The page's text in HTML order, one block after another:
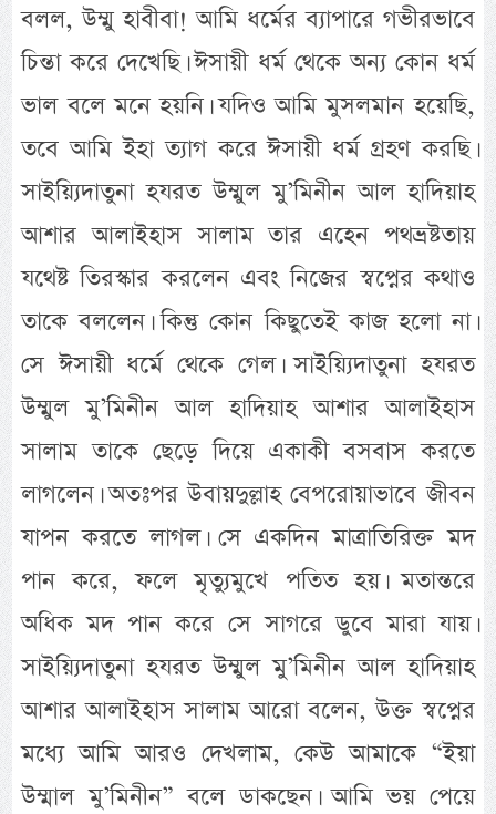
বলল, উম্মু হাবীবা! আমি ধর্মের ব্যাপারে গভীরভাবে
চিন্তা করে দেখেছি। ঈসায়ী ধর্ম থেকে অন্য কোন ধর্ম
ভাল বলে মনে হয়নি। যদিও আমি মুসলমান হয়েছি,
তবে আমি ইহা ত্যাগ করে ঈসায়ী ধর্ম গ্রহণ করছি।
সাইয়্যিদাতুনা হযরত উম্মুল মু’মিনীন আল হাদিয়াহ
আশার আলাইহাস সালাম তার এহেন পথভ্রষ্টতায়
যথেষ্ট তিরস্কার করলেন এবং নিজের স্বপ্নের কথাও
তাকে বললেন। কিন্তু কোন কিছুতেই কাজ হলো না।
সে ঈসায়ী ধর্মে থেকে গেল। সাইয়্যিদাতুনা হযরত
উম্মুল মু’মিনীন আল হাদিয়াহ আশার আলাইহাস
সালাম তাকে ছেড়ে দিয়ে একাকী বসবাস করতে
লাগলেন। অতঃপর উবায়দুল্লাহ বেপরোয়াভাবে জীবন
যাপন করতে লাগল। সে একদিন মাত্রাতিরিক্ত মদ
পান করে, ফলে মৃত্যুমুখে পতিত হয়। মতান্তরে
অধিক মদ পান করে সে সাগরে ডুবে মারা যায়।
সাইয়্যিদাতুনা হযরত উম্মুল মু’মিনীন আল হাদিয়াহ
আশার আলাইহাস সালাম আরো বলেন, উক্ত স্বপ্নের
মধ্যে আমি আরও দেখলাম, কেউ আমাকে “ইয়া
উম্মাল মু’মিনীন” বলে ডাকছেন। আমি ভয় পেয়ে